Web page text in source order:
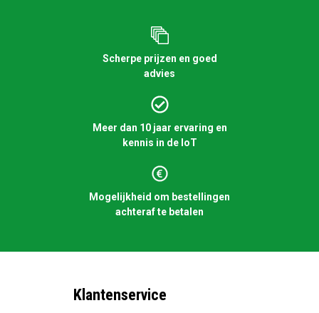
Scherpe prijzen en goed
advies
Meer dan 10 jaar ervaring en
kennis in de IoT
Mogelijkheid om bestellingen
achteraf te betalen
Klantenservice